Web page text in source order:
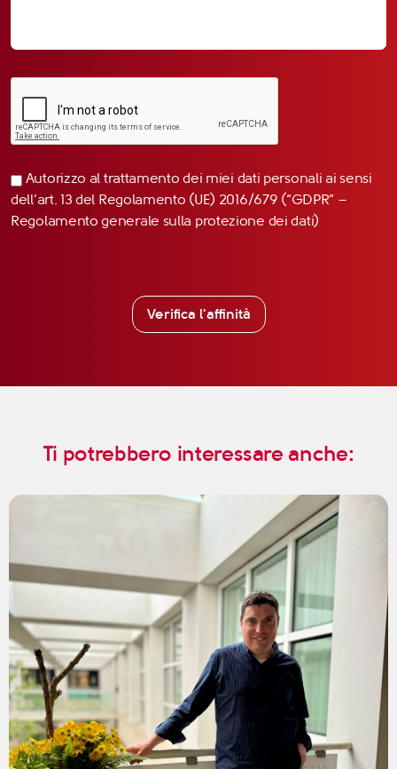
Autorizzo al trattamento dei miei dati personali ai sensi
dell’art. 13 del Regolamento (UE) 2016/679 (“GDPR” –
Regolamento generale sulla protezione dei dati)
Verifica l'affinità
Ti potrebbero interessare anche: